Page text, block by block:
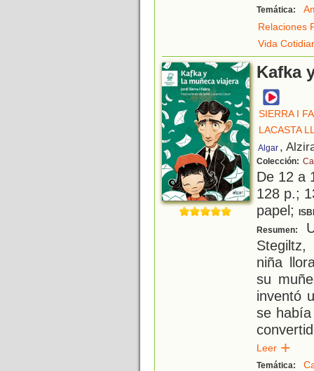
Temática:
Relaciones
Vida
Kafka
SIERRA I
LACASTA
Algar ,
Colección:
De 12 a
128 p.;
papel;
Resumen:
niña
su
inventó
se
Leer
Temática: